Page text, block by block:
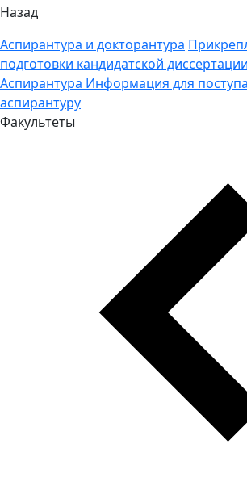
Назад
Аспирантура и докторантура
подготовки кандидатской диссертации
Аспирантура Информация для
аспирантуру
Факультеты